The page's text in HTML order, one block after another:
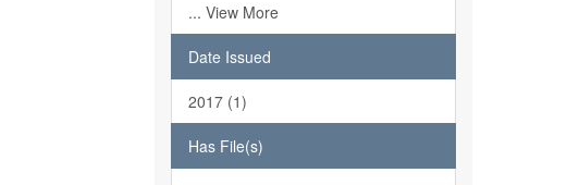
... View More
Date Issued
2017 (1)
Has File(s)